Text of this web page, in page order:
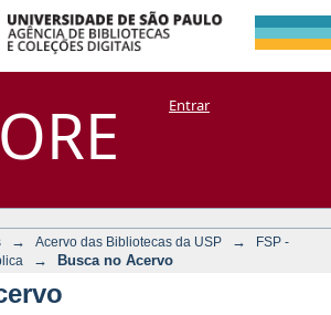
no Acervo
Manakin + CoriscoEntrar
→ Acervo das Bibliotecas da USP →
FSP -
→ Busca no Acervo